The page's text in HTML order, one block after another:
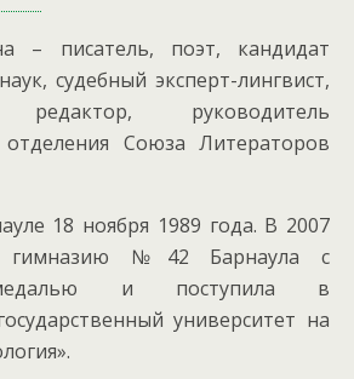
– писатель, поэт, кандидат
судебный эксперт-лингвист,
редактор, руководитель
отделения Союза Литераторов
18 ноября 1989 года. В 2007
гимназию №42 Барнаула с
и поступила в
университет на